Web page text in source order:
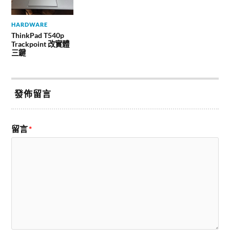
HARDWARE
ThinkPad T540p
Trackpoint 改實體
三鍵
發佈留言
留言*